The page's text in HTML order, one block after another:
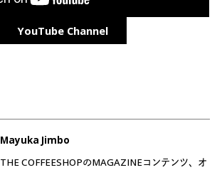
YouTube Channel
Mayuka Jimbo
THE COFFEESHOPのMAGAZINEコンテンツ、オ